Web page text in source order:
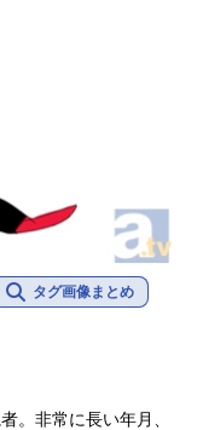
タグ画像まとめ
。非常に長い年月、